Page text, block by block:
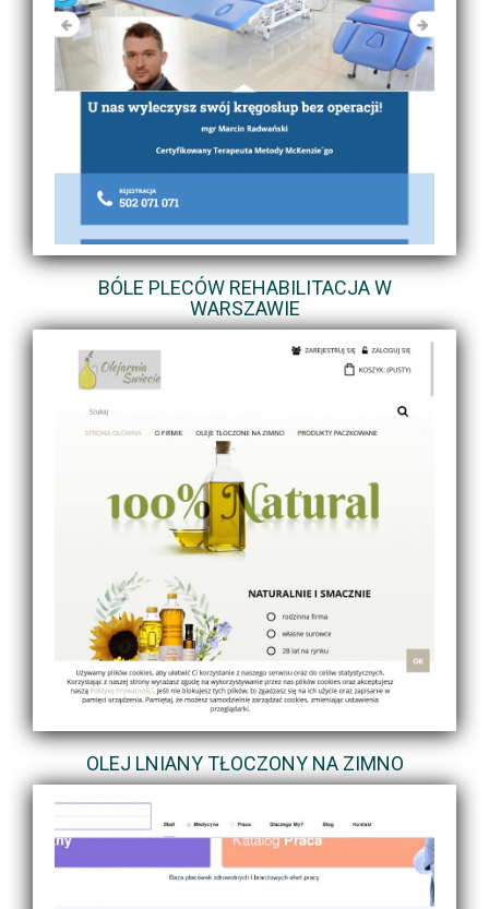
BÓLE PLECÓW REHABILITACJA W
WARSZAWIE
OLEJ LNIANY TŁOCZONY NA ZIMNO